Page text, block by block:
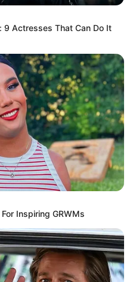
9 Actresses That Can Do It
Inspiring GRWMs